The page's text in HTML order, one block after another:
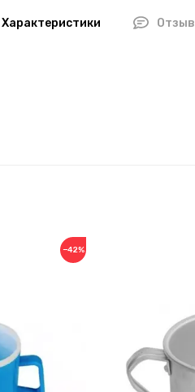
Характеристики
−42%